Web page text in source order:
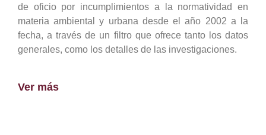
de oficio por incumplimientos a la normatividad en
materia ambiental y urbana desde el año 2002 a la
fecha, a través de un filtro que ofrece tanto los datos
generales, como los detalles de las investigaciones.
Ver más